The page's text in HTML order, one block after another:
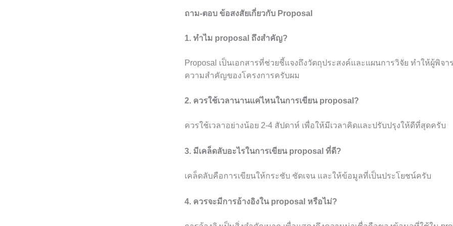
ถาม-ตอบ ข้อสงสัยเกี่ยวกับ Proposal
1. ทำไม proposal ถึงสำคัญ?
Proposal เป็นเอกสารที่ช่วยชี้แจงถึงวัตถุประสงค์และแผนการวิจัย ทำให้ผู้พิจา
ความสำคัญของโครงการครับผม
2. ควรใช้เวลานานแค่ไหนในการเขียน proposal?
ควรใช้เวลาอย่างน้อย 2-4 สัปดาห์ เพื่อให้มีเวลาคิดและปรับปรุงให้ดีที่สุดครับ
3. มีเคล็ดลับอะไรในการเขียน proposal ที่ดี?
เคล็ดลับคือการเขียนให้กระชับ ชัดเจน และให้ข้อมูลที่เป็นประโยชน์ครับ
4. ควรจะมีการอ้างอิงใน proposal หรือไม่?